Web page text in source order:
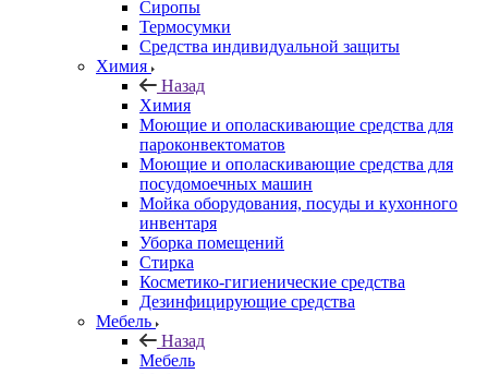
Сиропы
Термосумки
Средства индивидуальной защиты
Химия
Назад
Химия
Моющие и ополаскивающие средства для
пароконвектоматов
Моющие и ополаскивающие средства для
посудомоечных машин
Мойка оборудования, посуды и кухонного
инвентаря
Уборка помещений
Стирка
Косметико-гигиенические средства
Дезинфицирующие средства
Мебель
Назад
Мебель